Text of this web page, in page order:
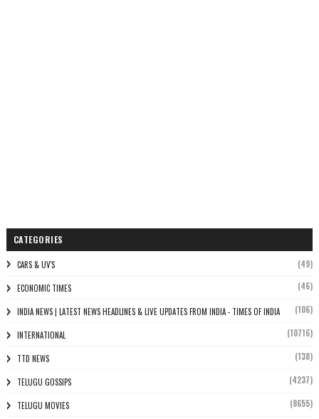
CATEGORIES
CARS & UV'S (49)
ECONOMIC TIMES (46)
INDIA NEWS | LATEST NEWS HEADLINES & LIVE UPDATES FROM INDIA - TIMES OF INDIA (106)
INTERNATIONAL (10716)
TTD NEWS (138)
TELUGU GOSSIPS (4237)
TELUGU MOVIES (8655)